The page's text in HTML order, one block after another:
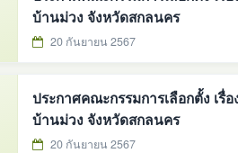
บ้านม่วง จังหวัดสกลนคร
20 กันยายน 2567
ประกาศคณะกรรมการเลือกตั้ง เรื่
บ้านม่วง จังหวัดสกลนคร
20 กันยายน 2567